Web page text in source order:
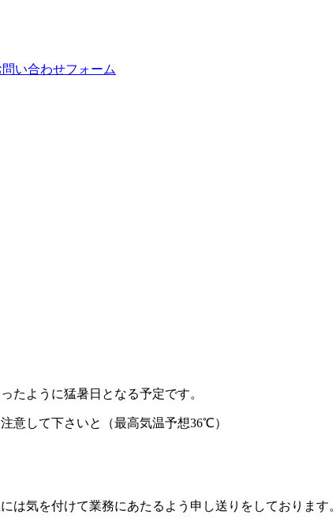
問い合わせフォーム
たように猛暑日となる予定です。
意して下さいと（最高気温予想36℃）
は気を付けて業務にあたるよう申し送りをしております。